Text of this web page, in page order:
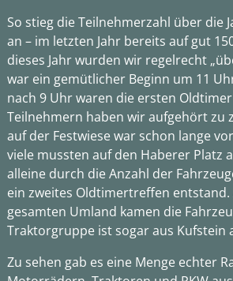
So stieg die Teilnehmerzahl über die
an – im letzten Jahr bereits auf gut
dieses Jahr wurden wir regelrecht
war ein gemütlicher Beginn um 11
nach 9 Uhr waren die ersten
Teilnehmern haben wir aufgehört zu
auf der Festwiese war schon lange
viele mussten auf den Haberer Platz
alleine durch die Anzahl der
ein zweites Oldtimertreffen entstand.
gesamten Umland kamen die
Traktorgruppe ist sogar aus Kufstein
Zu sehen gab es eine Menge echter